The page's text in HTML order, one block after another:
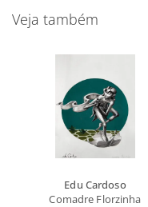
Veja também
Edu Cardoso
Comadre Florzinha